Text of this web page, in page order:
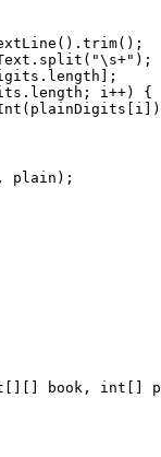
i++) {
plain);
book, int[]